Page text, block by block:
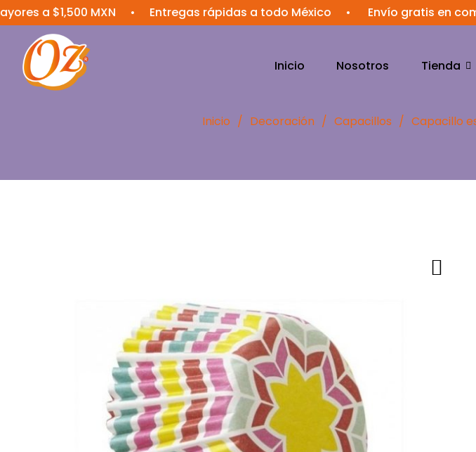
MXN • Entregas rápidas a todo México • Envío gratis en compras
Inicio Nosotros Tienda
Inicio / Decoración / Capacillos / Capacillo